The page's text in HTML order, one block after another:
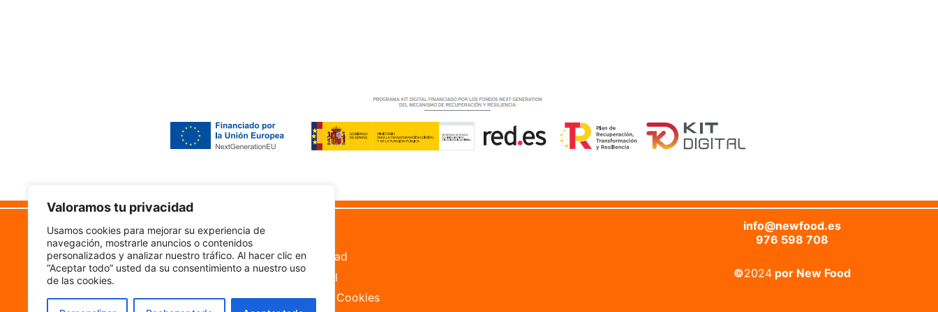
Valoramos tu privacidad
Usamos cookies para mejorar su experiencia de
navegación, mostrarle anuncios o contenidos
personalizados y analizar nuestro tráfico. Al hacer clic en
“Aceptar todo” usted da su consentimiento a nuestro uso
de las cookies.
Camino Vistabella 222
50011, Zaragoza
Accesibilidad
Aviso Legal
Política de Cookies
info@newfood.es
976 598 708
©2024por New Food